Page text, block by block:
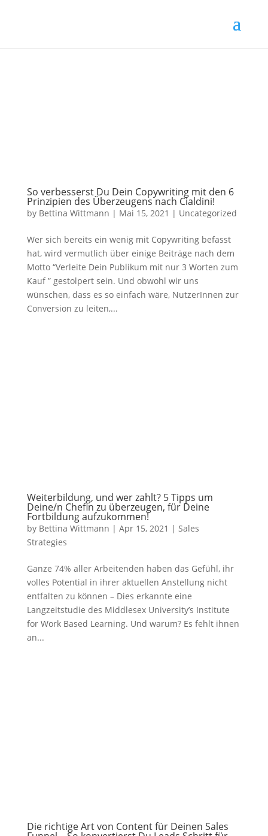
So verbesserst Du Dein Copywriting mit den 6
Prinzipien des Überzeugens nach Cialdini!
by Bettina Wittmann | Mai 15, 2021 | Uncategorized
Wer sich bereits ein wenig mit Copywriting befasst
hat, wird vermutlich über einige Beiträge nach dem
Motto “Verleite Dein Publikum mit nur 3 Worten zum
Kauf ” gestolpert sein. Und obwohl wir uns
wünschen, dass es so einfach wäre, NutzerInnen zur
Conversion zu leiten,...
Weiterbildung, und wer zahlt? 5 Tipps um
Deine/n Chefin zu überzeugen, für Deine
Fortbildung aufzukommen!
by Bettina Wittmann | Apr 15, 2021 | Sales
Strategies
Ganze 74% aller Arbeitenden haben das Gefühl, ihr
volles Potential in ihrer aktuellen Anstellung nicht
entfalten zu können – Dies erkannte eine
Langzeitstudie des Middlesex University’s Institute
for Work Based Learning. Und warum? Es fehlt ihnen
an...
Die richtige Art von Content für Deinen Sales